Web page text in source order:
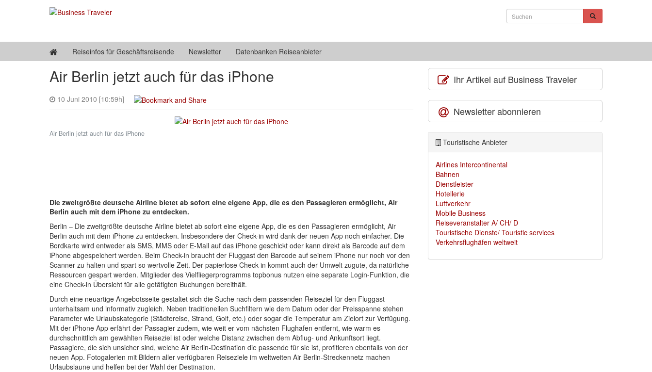
Reiseinfos für Geschäftsreisende Newsletter Datenbanken Reiseanbieter
Air Berlin jetzt auch für das iPhone
10 Juni 2010 [10:59h]
Air Berlin jetzt auch für das iPhone
Die zweitgrößte deutsche Airline bietet ab sofort eine eigene App, die es den Passagieren ermöglicht, Air
Berlin auch mit dem iPhone zu entdecken.
Berlin – Die zweitgrößte deutsche Airline bietet ab sofort eine eigene App, die es den Passagieren ermöglicht, Air
Berlin auch mit dem iPhone zu entdecken. Insbesondere der Check-in wird dank der neuen App noch einfacher. Die
Bordkarte wird entweder als SMS, MMS oder E-Mail auf das iPhone geschickt oder kann direkt als Barcode auf dem
iPhone abgespeichert werden. Beim Check-in braucht der Fluggast den Barcode auf seinem iPhone nur noch vor den
Scanner zu halten und spart so wertvolle Zeit. Der papierlose Check-in kommt auch der Umwelt zugute, da natürliche
Ressourcen gespart werden. Mitglieder des Vielfliegerprogramms topbonus nutzen eine separate Login-Funktion, die
eine Check-in Übersicht für alle getätigten Buchungen bereithält.
Durch eine neuartige Angebotsseite gestaltet sich die Suche nach dem passenden Reiseziel für den Fluggast
unterhaltsam und informativ zugleich. Neben traditionellen Suchfiltern wie dem Datum oder der Preisspanne stehen
Parameter wie Urlaubskategorie (Städtereise, Strand, Golf, etc.) oder sogar die Temperatur am Zielort zur Verfügung.
Mit der iPhone App erfährt der Passagier zudem, wie weit er vom nächsten Flughafen entfernt, wie warm es
durchschnittlich am gewählten Reiseziel ist oder welche Distanz zwischen dem Abflug- und Ankunftsort liegt.
Passagiere, die sich unsicher sind, welche Air Berlin-Destination die passende für sie ist, profitieren ebenfalls von der
neuen App. Fotogalerien mit Bildern aller verfügbaren Reiseziele im weltweiten Air Berlin-Streckennetz machen
Urlaubslaune und helfen bei der Wahl der Destination.
Ihr Artikel auf Business Traveler
Newsletter abonnieren
Touristische Anbieter
Airlines Intercontinental
Bahnen
Dienstleister
Hotellerie
Luftverkehr
Mobile Business
Reiseveranstalter A/ CH/ D
Touristische Dienste/ Touristic services
Verkehrsflughäfen weltweit